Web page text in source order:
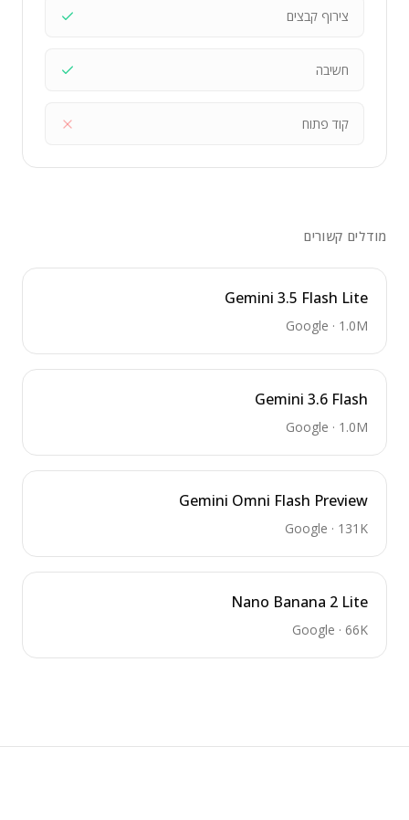
צירוף קבצים
חשיבה
קוד פתוח
מודלים קשורים
Gemini 3.5 Flash Lite
Google · 1.0M
Gemini 3.6 Flash
Google · 1.0M
Gemini Omni Flash Preview
Google · 131K
Nano Banana 2 Lite
Google · 66K